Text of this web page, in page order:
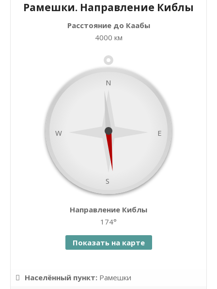
Рамешки. Направление Киблы
Расстояние до Каабы
4000 км
N
E
W
S
Направление Киблы
174°
Показать на карте
Leaflet| ©OpenStreetMap
Населённый пункт: Рамешки